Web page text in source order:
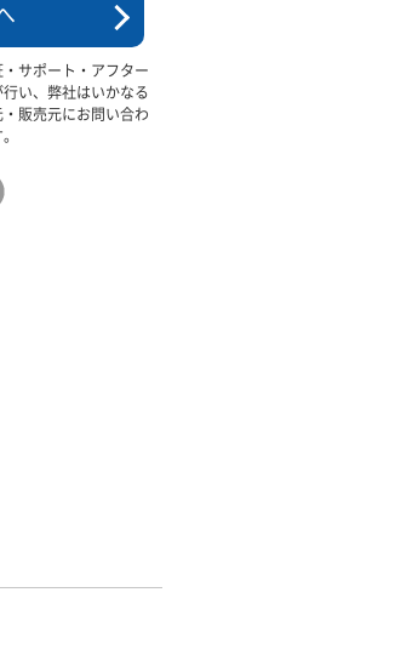
サポート・アフター
い、弊社はいかなる
販売元にお問い合わ